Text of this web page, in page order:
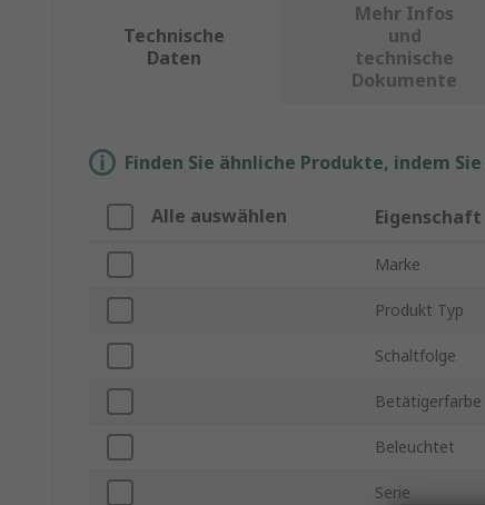
Technische
Daten
Mehr Infos
und
technische
Dokumente
Finden Sie ähnliche Produkte, indem
Alle auswählen Eigenschaft
Marke
Produkt Typ
Schaltfolge
Betätigerfarbe
Beleuchtet
Serie